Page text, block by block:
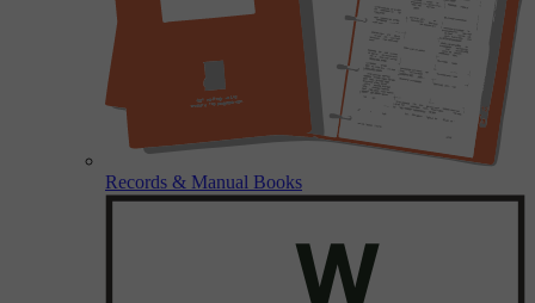
Records & Manual Books